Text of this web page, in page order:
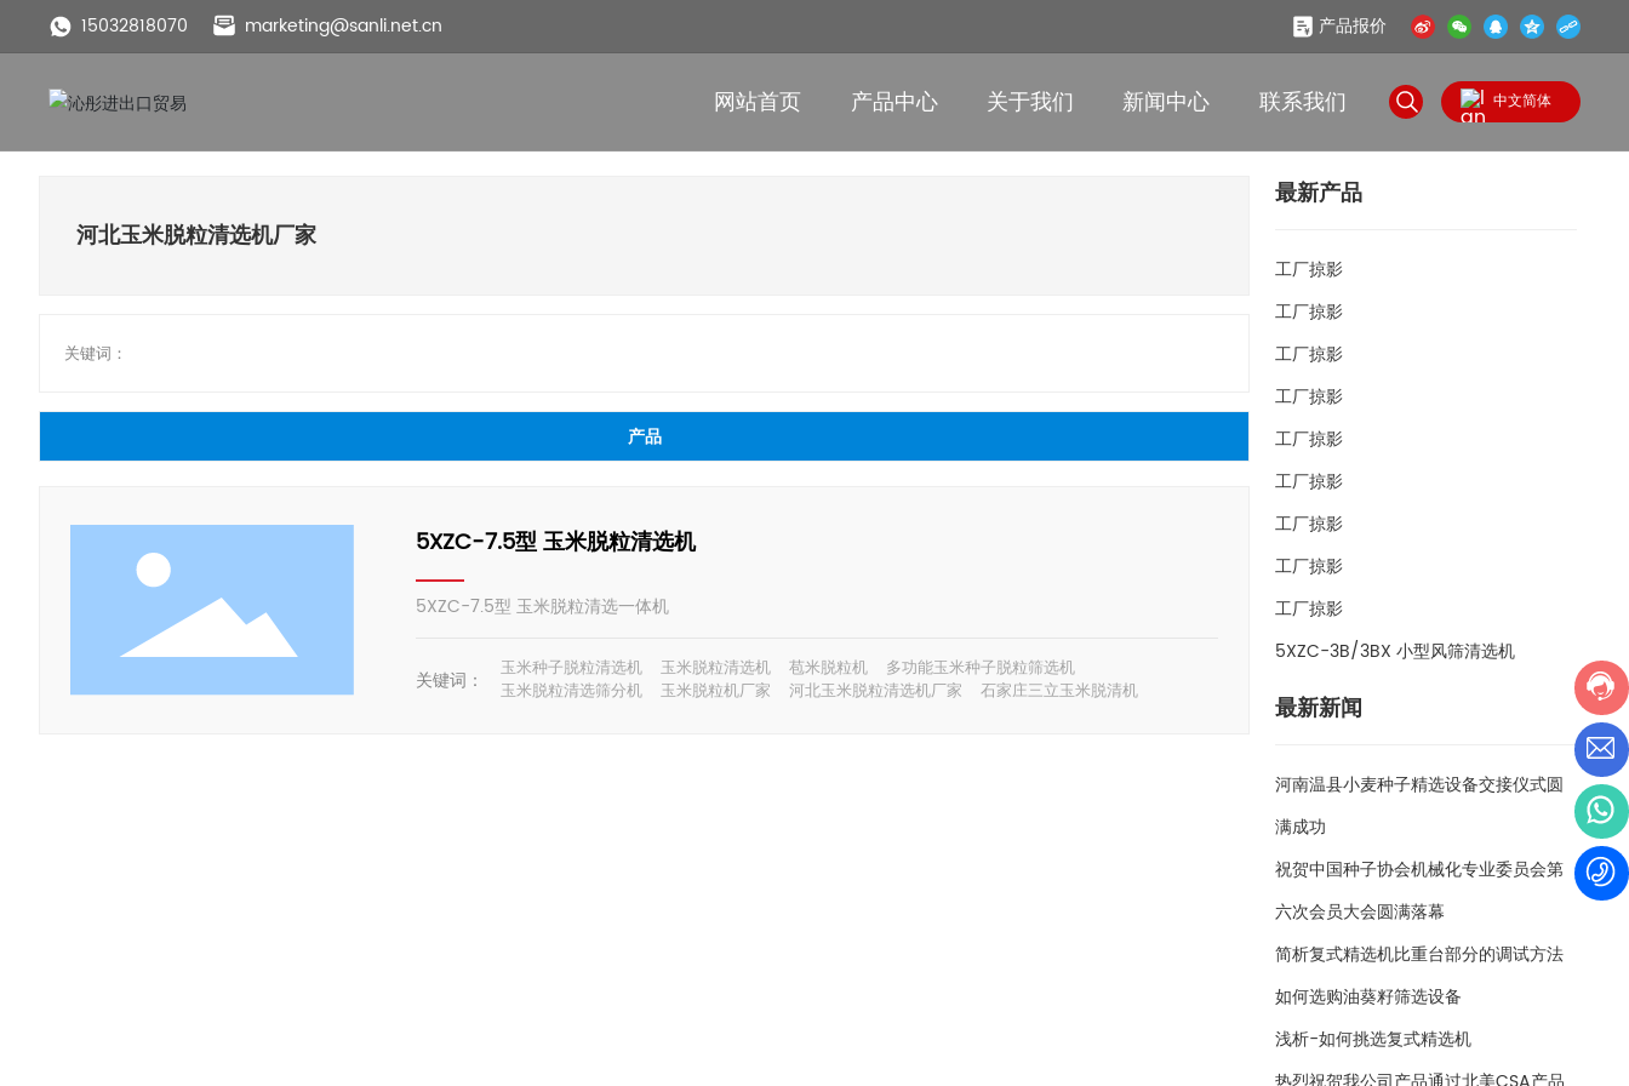
15032818070 marketing@sanli.net.cn 产品报价
网站首页 产品中心 关于我们 新闻中心 联系我们 中文简体
English
河北玉米脱粒清选机厂家
关键词：
产品
5XZC-7.5型 玉米脱粒清选机
5XZC-7.5型 玉米脱粒清选一体机
关键词： 玉米种子脱粒清选机 玉米脱粒清选机 苞米脱粒机
多功能玉米种子脱粒筛选机
玉米脱粒清选筛分机
玉米脱粒机厂家 河北玉米脱粒清选机厂家 石家庄三立玉米脱清机
最新产品
工厂掠影
工厂掠影
工厂掠影
工厂掠影
工厂掠影
工厂掠影
工厂掠影
工厂掠影
工厂掠影
5XZC-3B/3BX 小型风筛清选机
最新新闻
河南温县小麦种子精选设备交接仪式圆
满成功
祝贺中国种子协会机械化专业委员会第
六次会员大会圆满落幕
简析复式精选机比重台部分的调试方法
如何选购油葵籽筛选设备
浅析-如何挑选复式精选机